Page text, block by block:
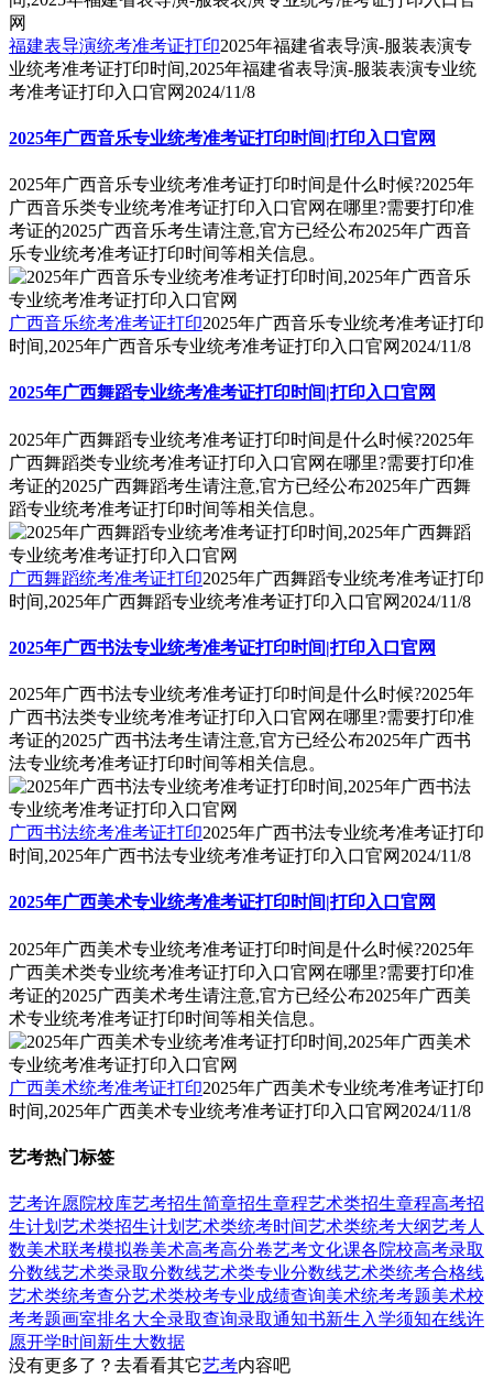
福建表导演统考准考证打印2025年福建省表导演-服装表演专
业统考准考证打印时间,2025年福建省表导演-服装表演专业统
考准考证打印入口官网 2024/11/8
2025年广西音乐专业统考准考证打印时间|打印入口官网
2025年广西音乐专业统考准考证打印时间是什么时候?2025年
广西音乐类专业统考准考证打印入口官网在哪里?需要打印准
考证的2025广西音乐考生请注意,官方已经公布2025年广西音
乐专业统考准考证打印时间等相关信息。
广西音乐统考准考证打印2025年广西音乐专业统考准考证打印
时间,2025年广西音乐专业统考准考证打印入口官网 2024/11/8
2025年广西舞蹈专业统考准考证打印时间|打印入口官网
2025年广西舞蹈专业统考准考证打印时间是什么时候?2025年
广西舞蹈类专业统考准考证打印入口官网在哪里?需要打印准
考证的2025广西舞蹈考生请注意,官方已经公布2025年广西舞
蹈专业统考准考证打印时间等相关信息。
广西舞蹈统考准考证打印2025年广西舞蹈专业统考准考证打印
时间,2025年广西舞蹈专业统考准考证打印入口官网 2024/11/8
2025年广西书法专业统考准考证打印时间|打印入口官网
2025年广西书法专业统考准考证打印时间是什么时候?2025年
广西书法类专业统考准考证打印入口官网在哪里?需要打印准
考证的2025广西书法考生请注意,官方已经公布2025年广西书
法专业统考准考证打印时间等相关信息。
广西书法统考准考证打印2025年广西书法专业统考准考证打印
时间,2025年广西书法专业统考准考证打印入口官网 2024/11/8
2025年广西美术专业统考准考证打印时间|打印入口官网
2025年广西美术专业统考准考证打印时间是什么时候?2025年
广西美术类专业统考准考证打印入口官网在哪里?需要打印准
考证的2025广西美术考生请注意,官方已经公布2025年广西美
术专业统考准考证打印时间等相关信息。
广西美术统考准考证打印2025年广西美术专业统考准考证打印
时间,2025年广西美术专业统考准考证打印入口官网 2024/11/8
艺考热门标签
艺考许愿院校库艺考招生简章招生章程艺术类招生章程高考招
生计划 艺术类招生计划 艺术类统考时间艺术类统考大纲艺考人
数美术联考模拟卷美术高考高分卷艺考文化课各院校高考录取
分数线艺术类录取分数线艺术类专业分数线艺术类统考合格线
艺术类统考查分艺术类校考专业成绩查询美术统考考题美术校
考考题画室排名大全录取查询录取通知书新生入学须知在线许
愿开学时间新生大数据
没有更多了？去看看其它艺考内容吧